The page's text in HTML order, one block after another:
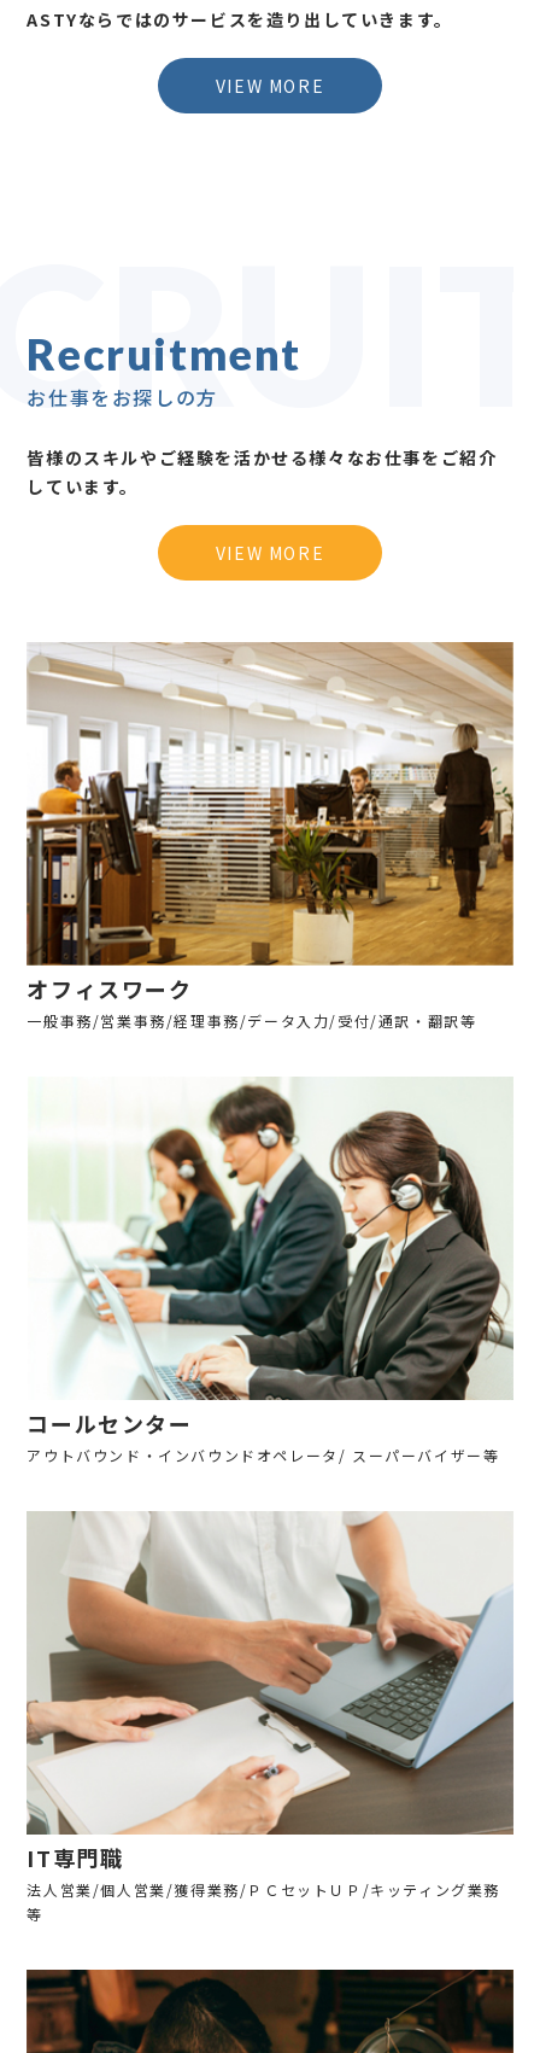
ASTYならではのサービスを造り出していきます。
VIEW MORE
Recruitment
お仕事をお探しの方
皆様のスキルやご経験を活かせる様々なお仕事をご紹介
しています。
VIEW MORE
オフィスワーク
一般事務/営業事務/経理事務/データ入力/受付/通訳・翻訳等
コールセンター
アウトバウンド・インバウンドオペレータ/ スーパーバイザー等
IT専門職
法人営業/個人営業/獲得業務/ＰＣセットＵＰ/キッティング業務
等